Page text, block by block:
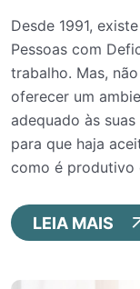
Desde 1991,
Pessoas com
trabalho. Mas,
oferecer um
adequado às
para que haja
como é produtivo
LEIA MAIS